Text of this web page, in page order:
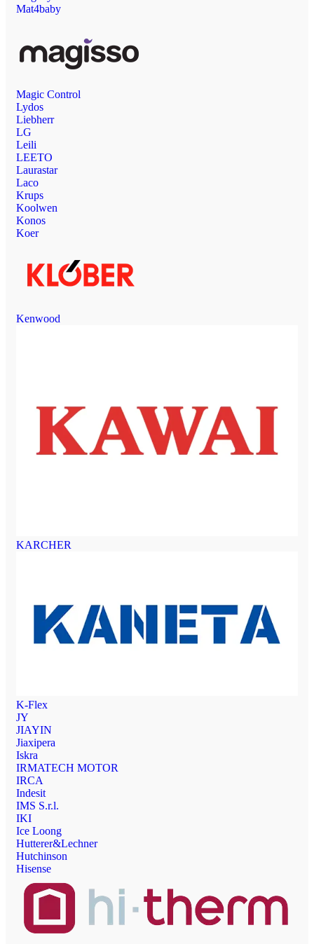
Mat4baby
Magic Control
Lydos
Liebherr
LG
Leili
LEETO
Laurastar
Laco
Krups
Koolwen
Konos
Koer
Kenwood
KARCHER
K-Flex
JY
JIAYIN
Jiaxipera
Iskra
IRMATECH MOTOR
IRCA
Indesit
IMS S.r.l.
IKI
Ice Loong
Hutterer&Lechner
Hutchinson
Hisense